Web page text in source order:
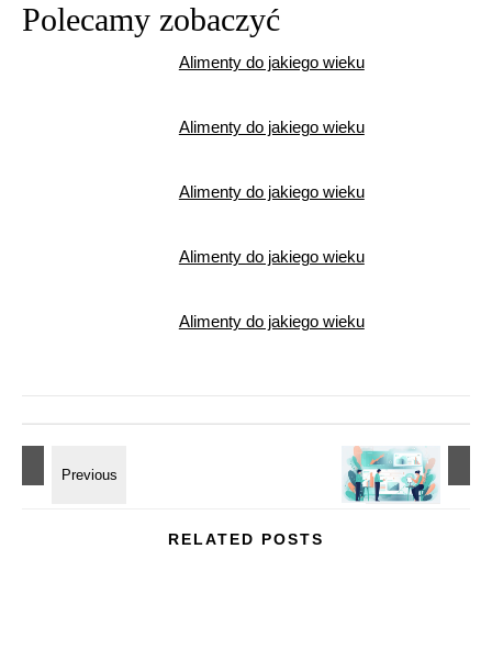
Polecamy zobaczyć
Alimenty do jakiego wieku
Alimenty do jakiego wieku
Alimenty do jakiego wieku
Alimenty do jakiego wieku
Alimenty do jakiego wieku
RELATED POSTS